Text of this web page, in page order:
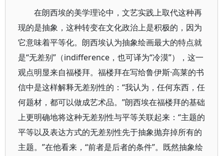
在朗西埃的美学理论中，文艺实践上取代这种再
现的是抽象，这种转变在文化政治上是积极的，因为
它意味着平等化。朗西埃认为抽象绘画最大的特点就
是“无差别”（indifference，也可译为“冷漠”），这一
观点明显来自福楼拜。福楼拜在写给鲁伊斯·高莱的书
信中是这样解释无差别性的：“我认为，任何东西，任
何题材，都可以做成艺术品。”朗西埃在福楼拜的基础
上更明确地将这种无差别性与平等关联起来：“主题的
平等以及表达方式的无差别性先于抽象抛弃掉所有的
主题。”在他看来，“前者是后者的条件”。既然抽象绘